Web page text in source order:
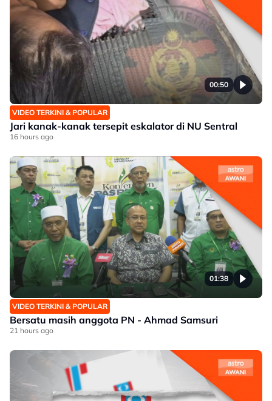
00:50
VIDEO TERKINI & POPULAR
Jari kanak-kanak tersepit eskalator di NU Sentral
16 hours ago
01:38
VIDEO TERKINI & POPULAR
Bersatu masih anggota PN - Ahmad Samsuri
21 hours ago